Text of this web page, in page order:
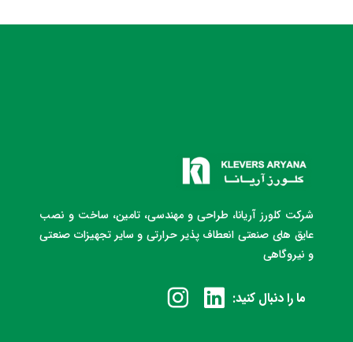
شرکت کلورز آریانا، طراحی و مهندسی، تامین، ساخت و نصب
عایق های صنعتی انعطاف پذیر حرارتی و سایر تجهیزات صنعتی
و نیروگاهی
ما را دنبال کنید: